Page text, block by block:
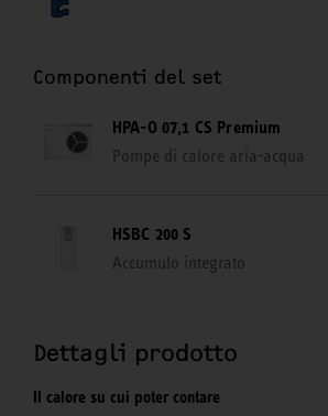
Componenti del set
HPA-O 07,1 CS Premium
Pompe di calore aria-acqua
HSBC 200 S
Accumulo integrato
Dettagli prodotto
Il calore su cui poter contare